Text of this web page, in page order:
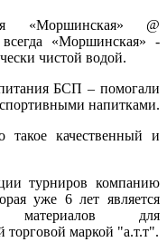
«Моршинская» @
«Моршинская» -
чистой водой.
БСП – помогали
спортивными напитками.
такое качественный и
турниров компанию
уже 6 лет является
материалов для
торговой маркой "а.т.т".